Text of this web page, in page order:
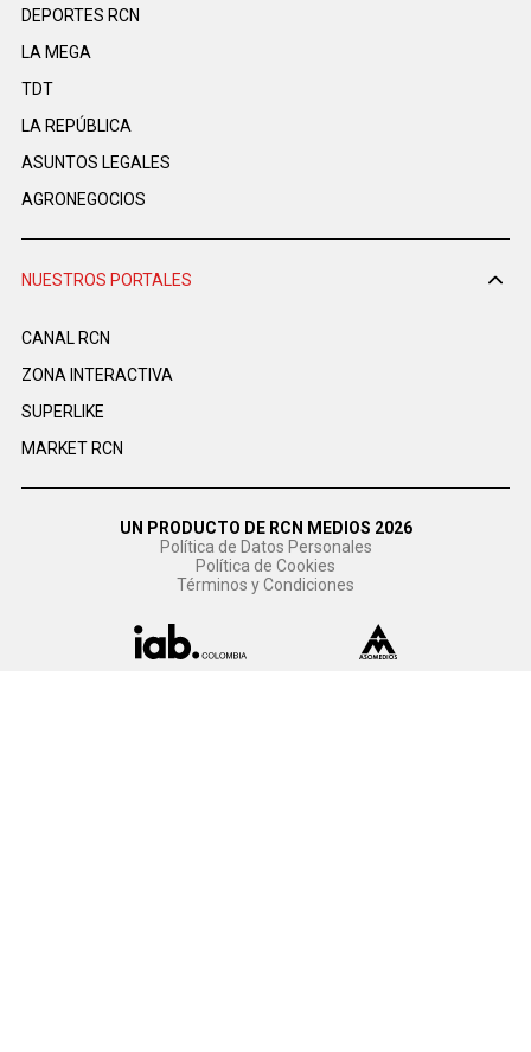
DEPORTES RCN
LA MEGA
TDT
LA REPÚBLICA
ASUNTOS LEGALES
AGRONEGOCIOS
NUESTROS PORTALES
CANAL RCN
ZONA INTERACTIVA
SUPERLIKE
MARKET RCN
UN PRODUCTO DE RCN MEDIOS 2026
Política de Datos Personales
Política de Cookies
Términos y Condiciones